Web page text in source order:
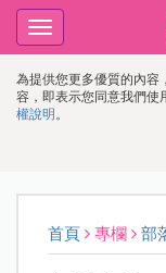
為提供您更多優質的內容
容，即表示您同意我們
權說明 。
Toggle
navigation
首頁 專欄 部